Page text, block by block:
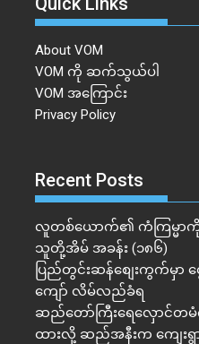
About VOM
VOM ကို ဆက်သွယ်ပါ
VOM အကြောင်း
Privacy Policy
Recent Posts
လူတစ်ယောက်၏ ကံကြမ္မာကို
သူတို့အိမ် အခန်း (၁၈၆)
ပြည်တွင်းဆန်စျေးကွက်မှာ ငွ
ကျော် လိမ်လည်ခံရ
ဆည်တော်ကြီးရေလှောင်တ
ထားလို့ ဆည်အနီးက ကျေးရွာ